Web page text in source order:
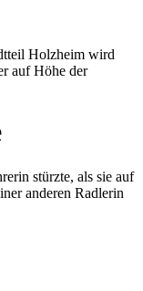
Holzheim wird
auf Höhe der
stürzte, als sie auf
anderen Radlerin